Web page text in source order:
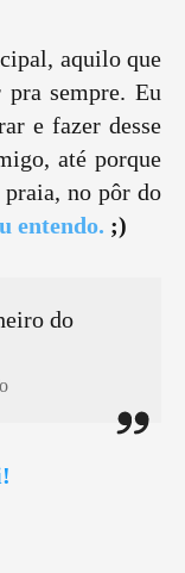
aquilo que
sempre. Eu
e fazer desse
até porque
praia, no pôr do
entendo. ;)
do